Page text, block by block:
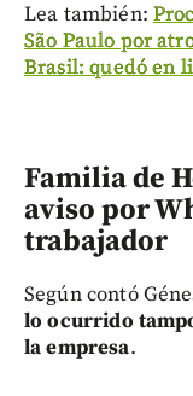
Lea también:
São Paulo por
Brasil: quedó en
Familia de
aviso por
trabajador
Según contó
lo ocurrido
la empresa.